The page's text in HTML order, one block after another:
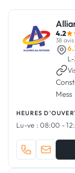
Vous êtes un
Connexion
4.2
38
Mess
HEURES
Lu-ve : 08:00 -